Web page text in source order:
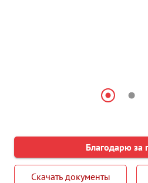
Благодарю за
Скачать документы